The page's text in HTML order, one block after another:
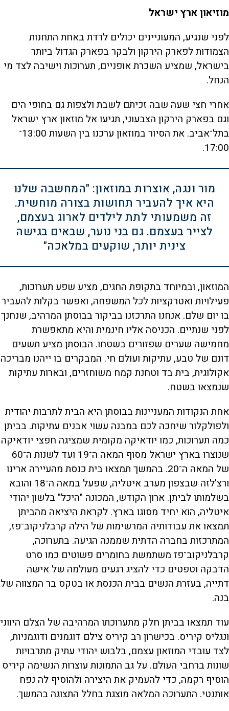
מוזיאון ארץ ישראל
לפני שנגיע, המעוניינים יכולים לרדת באחת התחנות
הצמודות לפארק הירקון ולבקר בפארק הגדול ביותר
בישראל, שמציע השכרת אופניים, תערוכות וישיבה לצד מי
הנחל.
אחרי חצי שעה שבה זכיתם לשבת ולצפות גם בחופי הים
וגם בפארק הירקון הצבעוני, תגיעו אל מוזאון ארץ ישראל
בתל־אביב. את הסיור במוזאון ערכנו בין השעות 13:00־
17:00.
מור ונגה, אוצרות במוזאון: "המחשבה שלנו
היא איך להעביר תחושות בצורה מוחשית.
זה משמעותי לתת לילדים לארוג בעצמם,
לצייר בעצמם. גם בני נוער, שבאים בגישה
צינית יותר, שוקעים במלאכה"
המוזאון, ובמיוחד בתקופת החגים, מציע שפע תערוכות,
פעילויות ואטרקציות לכל המשפחה, ואפשר בקלות להעביר
בו יום שלם. אנחנו התרכזנו בביקור בבוסתן המרהיב, שנחנך
לפני שנתיים. הכניסה אליו חינמית והיא מתאפשרת
מחמישה שערים שפזורים בשטחו. הבוסתן מציע תשעים
דונם של טבע, עתיקות ועולם חי. המבקרים בו ייהנו מבריכה
אקולוגית, בית בד וטחנת קמח משוחזרים, ובארות עתיקות
שנמצאו בשטח.
אחת הנקודות המעניינות בבוסתן היא הבית לתרבות יהודית
ולפולקלור שיחכה לכם במבנה עשוי אבנים עתיקות. בביתן
כמה תערוכות, כמו יודאיקה מקומית שמציגה חפצי יודאיקה
שנוצרו בארץ ישראל מסוף המאה ה־19 ועד לשנות ה־60
של המאה ה־20. בהמשך תמצאו בית כנסת מהעיירה ארינו
ורצ'לזה שבצפון מערב איטליה, שפעל במאה ה־18 והובא
בשלמותו לביתן. ארון הקודש, המכונה "היכל" בלשון יהודי
איטליה, הוא יחיד מסוגו בארץ. לקראת היציאה מהביתן
תמצאו את עבודותיה המרשימות של הילה קרבלניקוב־פז,
המתרכזות בחברה הדתית שממנה הגיעה. בתערוכה,
קרבלניקוב־פז משתמשת בחומרים פשוטים כמו סרט
הדבקה וטפטים כדי להציג רגעים מעולמה של אישה
דתייה, בעזרת הנשים בבית הכנסת או בטקס בר המצווה של
בנה.
עוד תמצאו בביתן חלק מתערוכתו המרהיבה של הצלם היווני
ונגליס קיריס. בכישרון רב קיריס צילם דוגמנים ודוגמניות,
לצד עובדי המוזאון עצמם, בלבוש יהודי עתיק מתרבויות
שונות ברחבי העולם. על גב התמונות עוצרות הנשימה קיריס
הוסיף רקמה, כדי להעמיק את היצירה ולהוסיף לה נפח
אותנטי. התערוכה המלאה מוצגת בחלל התצוגה בהמשך.